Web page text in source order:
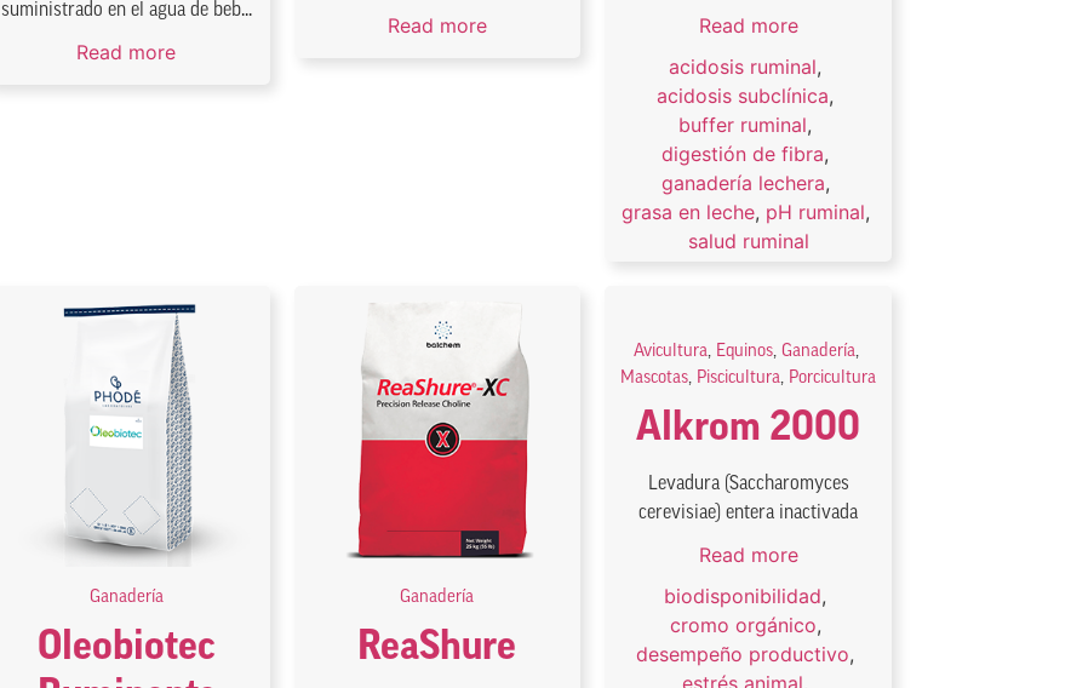
suministrado en el agua de beb...
Read more
Read more
Read more
acidosis ruminal,
acidosis subclínica,
buffer ruminal,
digestión de fibra,
ganadería lechera,
grasa en leche, pH ruminal,
salud ruminal
Ganadería
Oleobiotec
Ganadería
ReaShure
Avicultura, Equinos, Ganadería,
Mascotas, Piscicultura, Porcicultura
Alkrom 2000
Levadura (Saccharomyces
cerevisiae) entera inactivada
Read more
biodisponibilidad,
cromo orgánico,
desempeño productivo,